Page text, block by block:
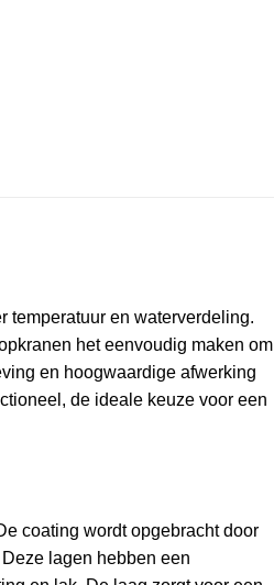
temperatuur en waterverdeling.
het eenvoudig maken om
en hoogwaardige afwerking
de ideale keuze voor een
coating wordt opgebracht door
lagen hebben een